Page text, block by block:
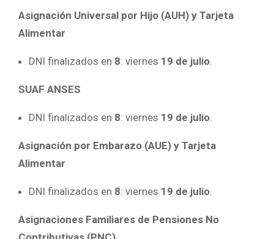
Asignación Universal por Hijo (AUH) y Tarjeta
Alimentar
DNI finalizados en 8: viernes 19 de julio.
SUAF ANSES
DNI finalizados en 8: viernes 19 de julio.
Asignación por Embarazo (AUE) y Tarjeta
Alimentar
DNI finalizados en 8: viernes 19 de julio.
Asignaciones Familiares de Pensiones No